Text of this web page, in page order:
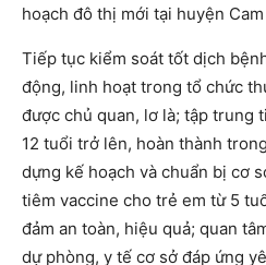
hoạch đô thị mới tại huyện Cam
Tiếp tục kiểm soát tốt dịch
động, linh hoạt trong tổ chức
được chủ quan, lơ là; tập trung
12 tuổi trở lên, hoàn thành
dựng kế hoạch và chuẩn bị cơ
tiêm vaccine cho trẻ em từ 5
đảm an toàn, hiệu quả; quan
dự phòng, y tế cơ sở đáp ứng